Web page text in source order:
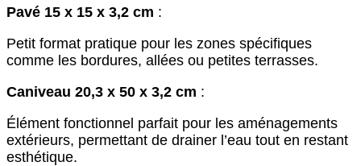
Pavé 15 x 15 x 3,2 cm :
Petit format pratique pour les zones spécifiques
comme les bordures, allées ou petites terrasses.
Caniveau 20,3 x 50 x 3,2 cm :
Élément fonctionnel parfait pour les aménagements
extérieurs, permettant de drainer l’eau tout en restant
esthétique.